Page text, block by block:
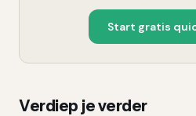
Start gratis
Verdiep je verder